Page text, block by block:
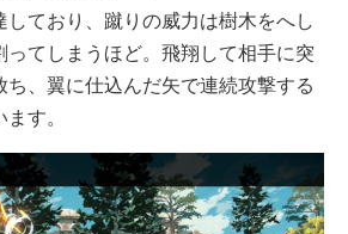
ており、蹴りの威力は樹木をへし
ってしまうほど。飛翔して相手に突
ち、翼に仕込んだ矢で連続攻撃する
す。